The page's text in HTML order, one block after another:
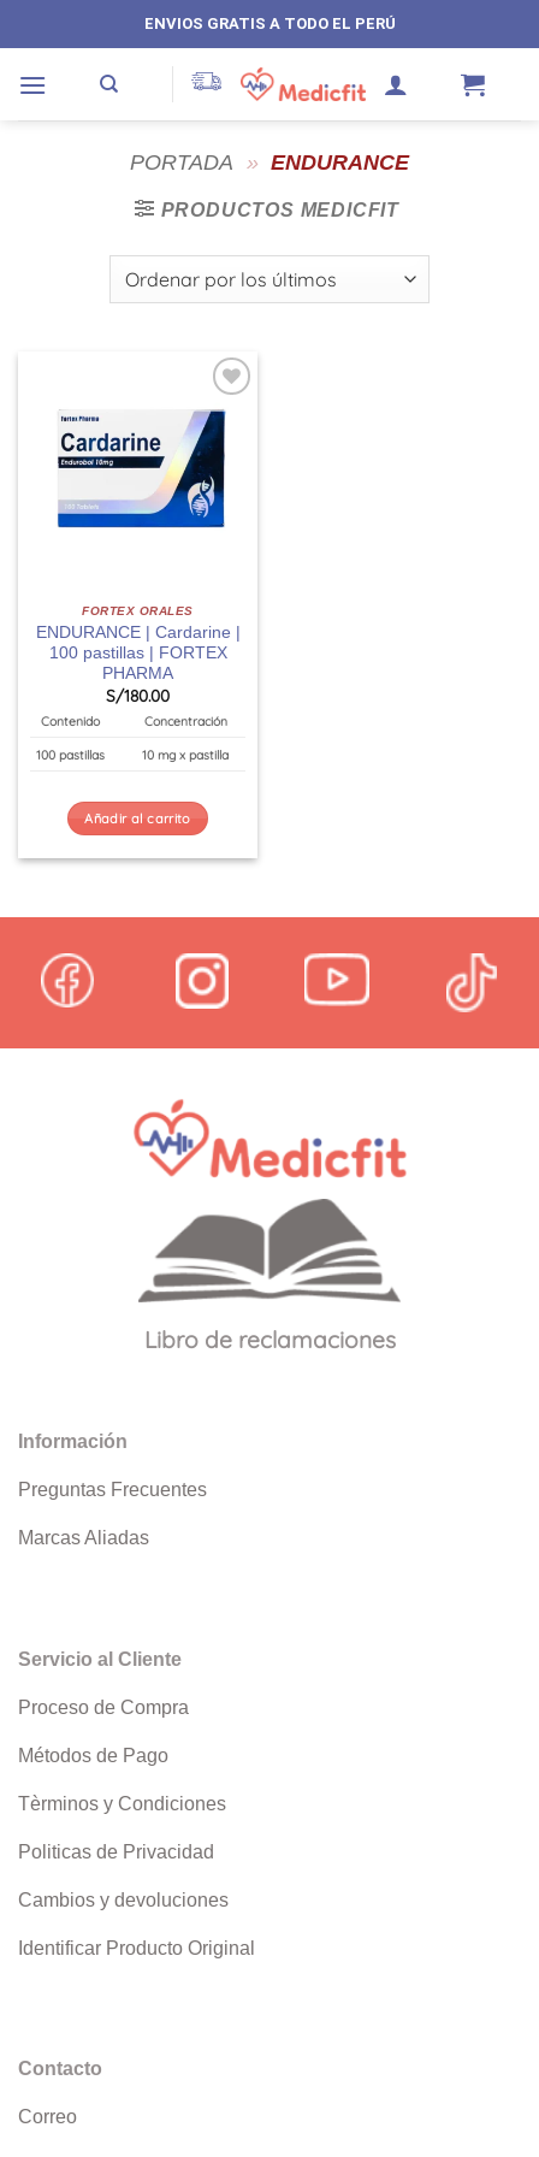
al
contenido
ENVIOS GRATIS A TODO EL PERÚ
PORTADA » ENDURANCE
PRODUCTOS MEDICFIT
FORTEX ORALES
ENDURANCE | Cardarine |
100 pastillas | FORTEX
PHARMA
S/180.00
Contenido Concentración
100 pastillas 10 mg x pastilla
Añadir al carrito
Libro de reclamaciones
Información
Preguntas Frecuentes
Marcas Aliadas
Servicio al Cliente
Proceso de Compra
Métodos de Pago
Tèrminos y Condiciones
Politicas de Privacidad
Cambios y devoluciones
Identificar Producto Original
Contacto
Correo